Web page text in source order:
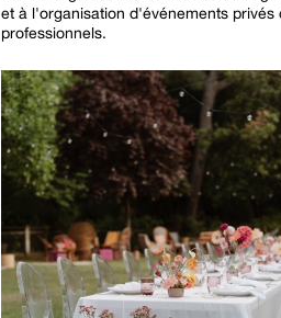
et à l'organisation d'événements privés
professionnels.